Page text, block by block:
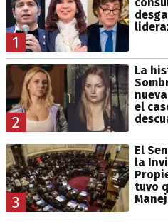
1
2
La
el
3
El
la
tuvo